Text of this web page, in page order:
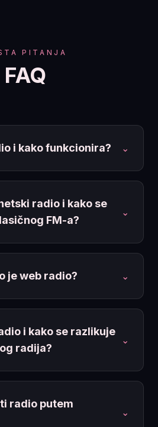
PITANJA
FAQ
i kako funkcionira? ⌄
radio i kako se
FM-a?
⌄
je web radio? ⌄
i kako se razlikuje
radija?
⌄
radio putem
⌄